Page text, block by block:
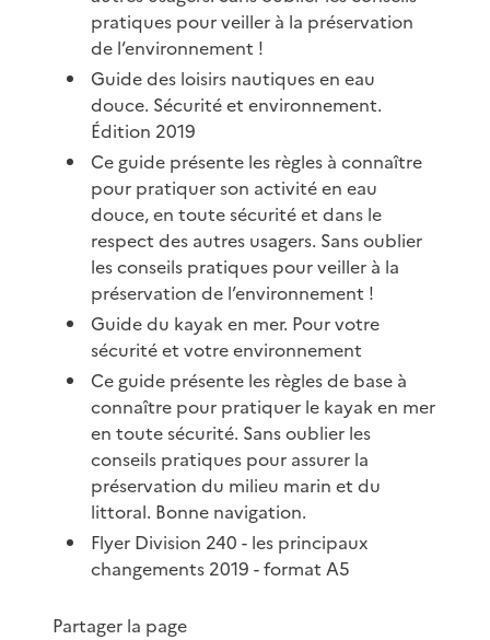
pratiques pour veiller à la préservation
de l’environnement !
Guide des loisirs nautiques en eau
douce. Sécurité et environnement.
Édition 2019
Ce guide présente les règles à connaître
pour pratiquer son activité en eau
douce, en toute sécurité et dans le
respect des autres usagers. Sans oublier
les conseils pratiques pour veiller à la
préservation de l’environnement !
Guide du kayak en mer. Pour votre
sécurité et votre environnement
Ce guide présente les règles de base à
connaître pour pratiquer le kayak en mer
en toute sécurité. Sans oublier les
conseils pratiques pour assurer la
préservation du milieu marin et du
littoral. Bonne navigation.
Flyer Division 240 - les principaux
changements 2019 - format A5
Partager la page